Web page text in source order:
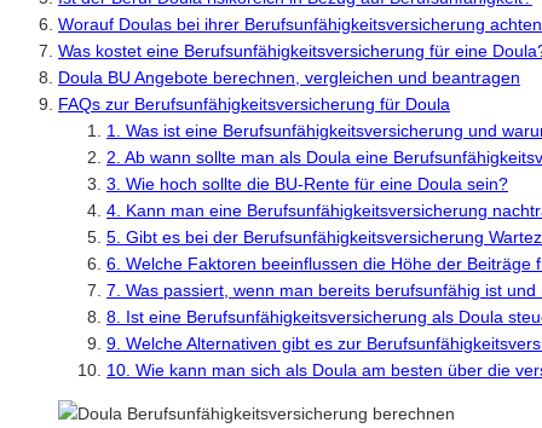
Worauf Doulas bei ihrer Berufsunfähigkeitsversicherung
Was kostet eine Berufsunfähigkeitsversicherung für eine
Doula BU Angebote berechnen, vergleichen und beantragen
FAQs zur Berufsunfähigkeitsversicherung für Doula
1. Was ist eine Berufsunfähigkeitsversicherung und
2. Ab wann sollte man als Doula eine
3. Wie hoch sollte die BU-Rente für eine Doula sein?
4. Kann man eine Berufsunfähigkeitsversicherung
5. Gibt es bei der Berufsunfähigkeitsversicherung
6. Welche Faktoren beeinflussen die Höhe der
7. Was passiert, wenn man bereits berufsunfähig ist
8. Ist eine Berufsunfähigkeitsversicherung als Doula
9. Welche Alternativen gibt es zur
10. Wie kann man sich als Doula am besten über die